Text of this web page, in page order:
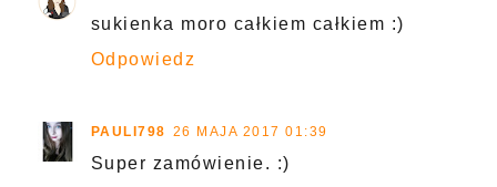
sukienka moro całkiem całkiem :)
Odpowiedz
PAULI798 26 MAJA 2017 01:39
Super zamówienie. :)